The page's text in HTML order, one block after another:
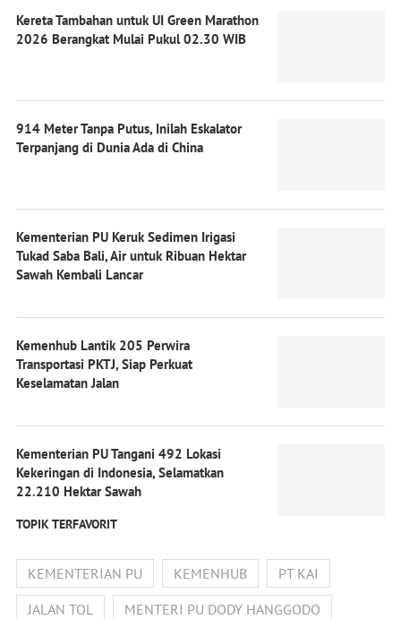
Kereta Tambahan untuk UI Green Marathon
2026 Berangkat Mulai Pukul 02.30 WIB
914 Meter Tanpa Putus, Inilah Eskalator
Terpanjang di Dunia Ada di China
Kementerian PU Keruk Sedimen Irigasi
Tukad Saba Bali, Air untuk Ribuan Hektar
Sawah Kembali Lancar
Kemenhub Lantik 205 Perwira
Transportasi PKTJ, Siap Perkuat
Keselamatan Jalan
Kementerian PU Tangani 492 Lokasi
Kekeringan di Indonesia, Selamatkan
22.210 Hektar Sawah
TOPIK TERFAVORIT
KEMENTERIAN PU KEMENHUB
PT KAI
JALAN TOL
MENTERI PU DODY HANGGODO